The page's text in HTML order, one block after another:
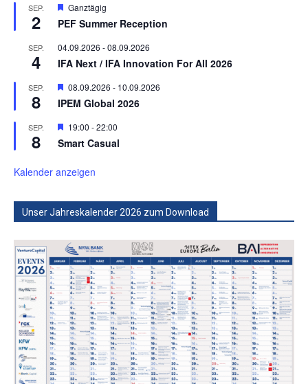
SEP.
2
Hervorgehoben
Ganztägig
PEF Summer Reception
SEP.
4
04.09.2026 -08.09.2026
IFA Next / IFA Innovation For All 2026
SEP.
8
Hervorgehoben
08.09.2026 - 10.09.2026
IPEM Global 2026
SEP.
8
Hervorgehoben
19:00 -22:00
Smart Casual
Kalender anzeigen
Unser Jahreskalender 2026 zum Download